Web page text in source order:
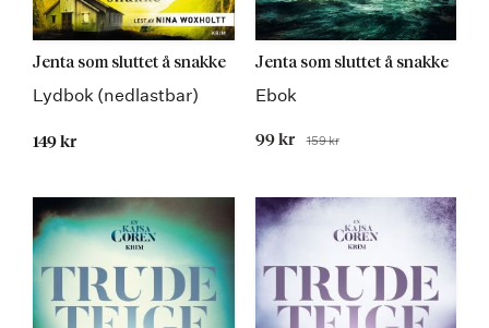
Jenta som sluttet å snakke
Lydbok (nedlastbar)
149 kr
Jenta som sluttet å snakke
Ebok
Tilbudspris
99 kr Før
159 kr